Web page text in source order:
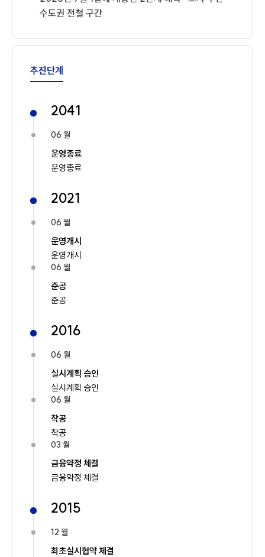
수도권 전철 구간
추진단계
2041
06 월
운영종료
운영종료
2021
06 월
운영개시
운영개시
06 월
준공
준공
2016
06 월
실시계획 승인
실시계획 승인
06 월
착공
착공
03 월
금융약정 체결
금융약정 체결
2015
12 월
최초실시협약 체결